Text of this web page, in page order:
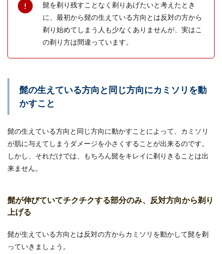
髭を剃り残すことなく剃りあげたいと考えたとき
に、最初から髭の生えている方向とは反対の方から
剃り始めてしまう人も少なくありませんが、実はこ
の剃り方は間違っています。
髭の生えている方向と同じ方向にカミソリを動
かすこと
髭の生えている方向と同じ方向に動かすことによって、カミソリ
が肌に与えてしまうダメージを小さくすることが出来るのです。
しかし、それだけでは、もちろん髭をキレイに剃りきることは出
来ません。
髭が伸びていてチクチクする部分のみ、反対方向から剃り
上げる
髭が生えている方向とは反対の方からカミソリを動かして髭を剃
っていきましょう。